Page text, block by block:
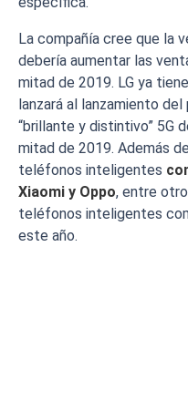
La compañía cree que la
debería aumentar las
mitad de 2019. LG ya
lanzará al lanzamiento
“brillante y distintivo” 5G
mitad de 2019. Además
teléfonos inteligentes
Xiaomi y Oppo, entre
teléfonos inteligentes
este año.